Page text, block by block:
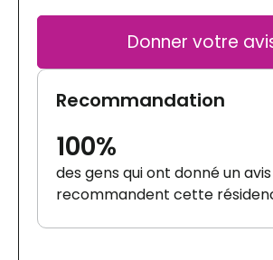
Donner votre
Recommandation
100%
des gens qui ont donné un avis
recommandent cette